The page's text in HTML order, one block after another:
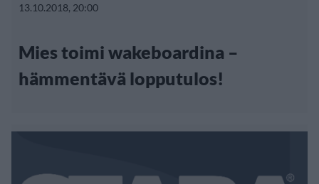
13.10.2018, 20:00
Mies toimi wakeboardina –
hämmentävä lopputulos!